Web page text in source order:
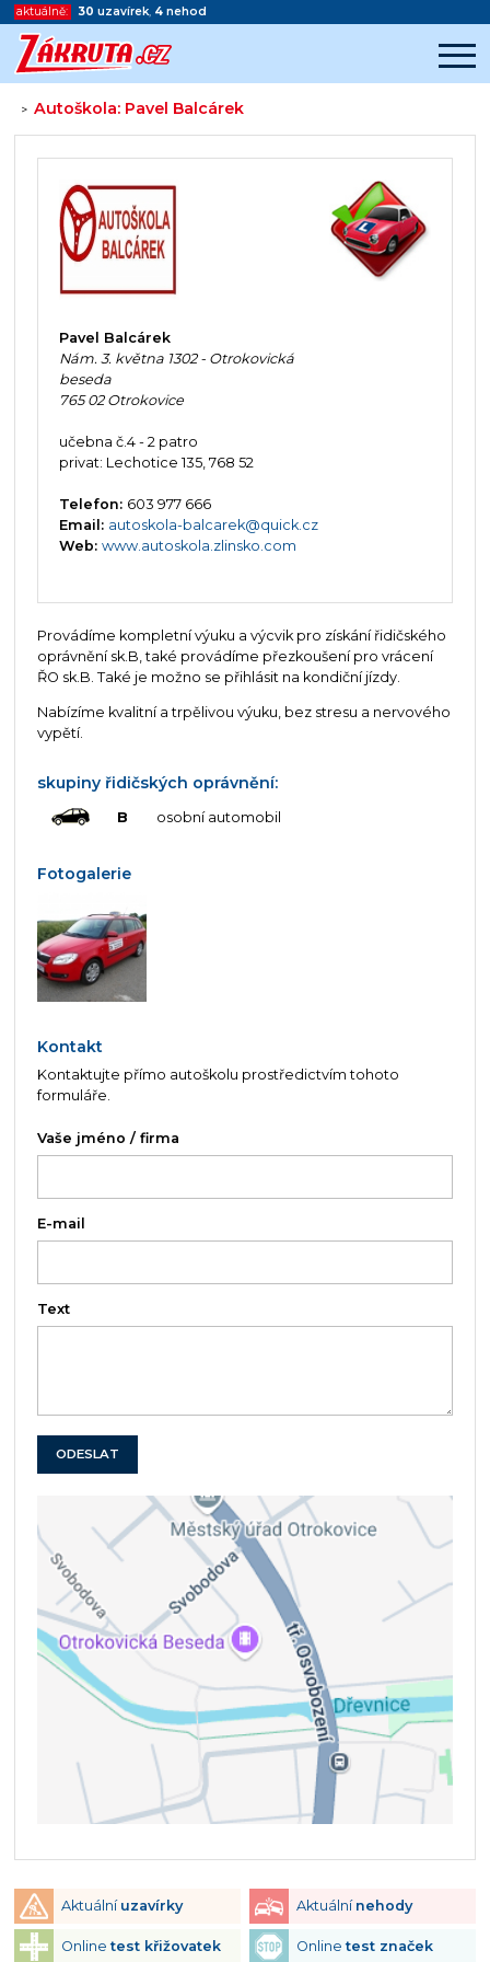
aktuálně: 30 uzavírek, 4 nehod
>Autoškola: Pavel Balcárek
Začátek reklamy
Konec reklamy
Pavel Balcárek
Nám. 3. května 1302 - Otrokovická
beseda
765 02 Otrokovice
učebna č.4 - 2 patro
privat: Lechotice 135, 768 52
Telefon: 603 977 666
Email: autoskola-balcarek@quick.cz
Web: www.autoskola.zlinsko.com
Provádíme kompletní výuku a výcvik pro získání řidičského
oprávnění sk.B, také provádíme přezkoušení pro vrácení
ŘO sk.B. Také je možno se přihlásit na kondiční jízdy.
Nabízíme kvalitní a trpělivou výuku, bez stresu a nervového
vypětí.
skupiny řidičských oprávnění:
B osobní automobil
Fotogalerie
Kontakt
Kontaktujte přímo autoškolu prostředictvím tohoto
formuláře.
Vaše jméno / firma
E-mail
Text
ODESLAT
Aktuální uzavírky Aktuální nehody
Onlinetest křižovatek Onlinetest značek